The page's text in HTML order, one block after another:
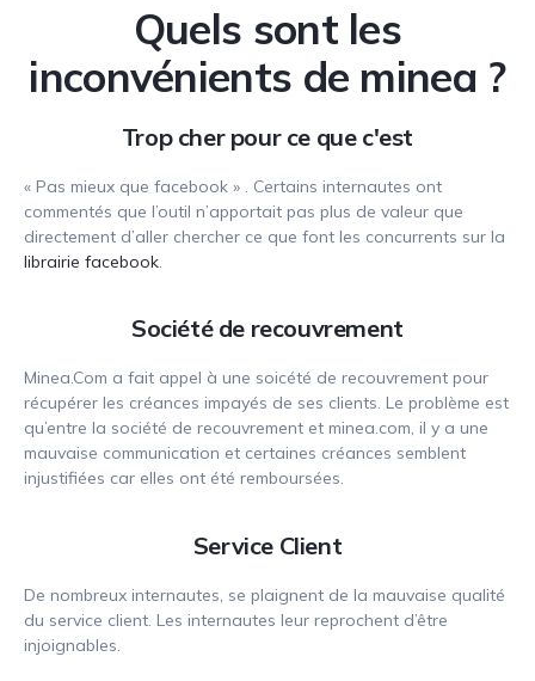
Quels sont les
inconvénients de minea ?
Trop cher pour ce que c'est
« Pas mieux que facebook » . Certains internautes ont
commentés que l’outil n’apportait pas plus de valeur que
directement d’aller chercher ce que font les concurrents sur la
librairie facebook.
Société de recouvrement
Minea.Com a fait appel à une soicété de recouvrement pour
récupérer les créances impayés de ses clients. Le problème est
qu’entre la société de recouvrement et minea.com, il y a une
mauvaise communication et certaines créances semblent
injustifiées car elles ont été remboursées.
Service Client
De nombreux internautes, se plaignent de la mauvaise qualité
du service client. Les internautes leur reprochent d’être
injoignables.